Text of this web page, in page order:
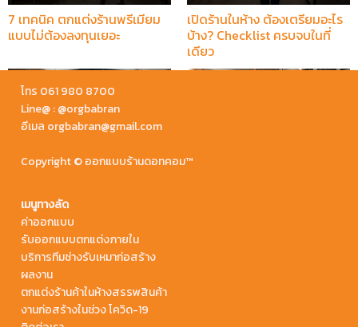
7 เทคนิค ตกแต่งร้านพรีเมียม
แบบไม่ต้องลงทุนเยอะ
เปิดร้านในห้าง ต้องเตรียมอะไร
บ้าง? Checklist ครบจบในที่
เดียว
หลีกเลี่ยง)
โทร 061 980 8700
Line@ : @orgbabran
อีเมล orgbabran@gmail.com
Copyright © ออกแบบร้านดอทคอม™
เมนูทางลัด
ค่าออกแบบ
รับออกแบบตกแต่งภายใน
บริการทีมช่างรับเหมาก่อสร้าง
ผลงาน
ตกแต่งร้านค้าในห้างสรรพสินค้า
งานก่อสร้างในช่วง โควิด-19